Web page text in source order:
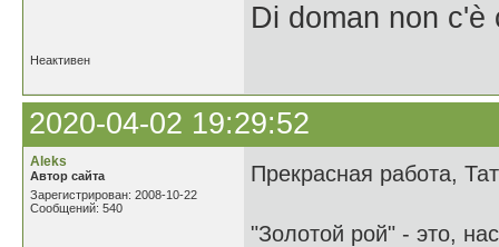
Di doman non c'è
Неактивен
2020-04-02 19:29:52
Aleks
Автор сайта
Зарегистрирован: 2008-10-22
Сообщений: 540
Прекрасная работа,
"Золотой рой" - это,